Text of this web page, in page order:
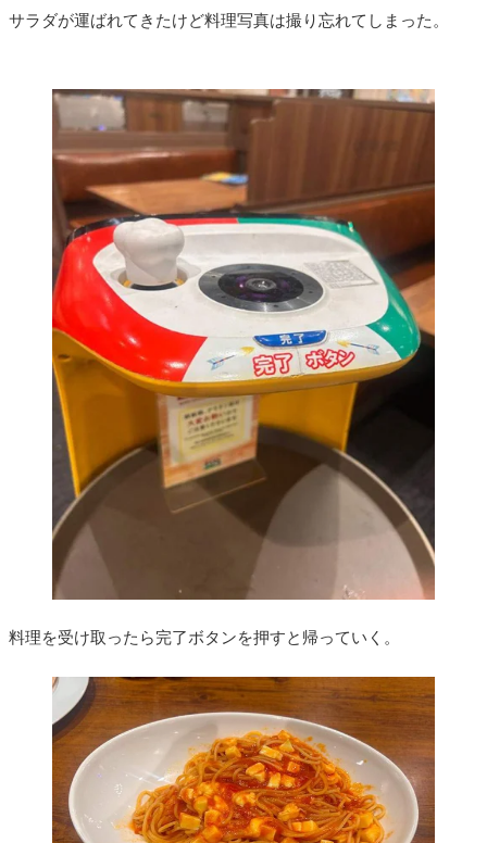
サラダが運ばれてきたけど料理写真は撮り忘れてしまった。
料理を受け取ったら完了ボタンを押すと帰っていく。